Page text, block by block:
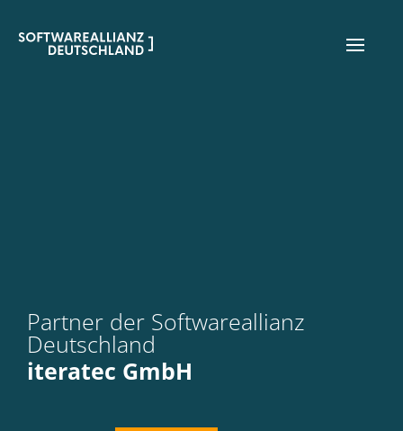
Partner der Softwareallianz
Deutschland
iteratec GmbH